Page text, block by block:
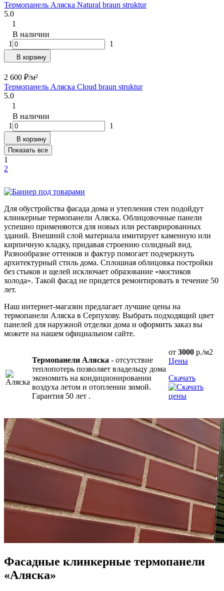
Термопанель Аляска Natural braun struktur
5.0
1
В наличии
1
1
В корзину
2 600 ₽/м²
Термопанель Аляска Cloud braun struktur
5.0
1
В наличии
1
1
В корзину
Показать все
1
2
Для обустройства фасада дома и утепления стен подойдут
клинкерные термопанели Аляска. Облицовочные панели
успешно применяются для новых или реставрированных
зданий. Внешний слой материала имитирует каменную или
кирпичную кладку, придавая строению солидный вид.
Разнообразие оттенков и фактур помогает подчеркнуть
архитектурный стиль дома. Сплошная облицовка постройки
без стыков и щелей исключает образование «мостиков
холода». Такой фасад не придется ремонтировать в течение 50
лет.
Наш интернет-магазин предлагает лучшие цены на
термопанели Аляска в Серпухову. Выбрать подходящий цвет
панелей для наружной отделки дома и оформить заказ вы
можете на нашем официальном сайте.
Термопанели Аляска - отсутствие
теплопотерь позволяет владельцу дома
экономить на кондиционировании
воздуха летом и отоплении зимой.
Гарантия 50 лет .
от 3000 р./м2
Цены
Скачать
Фасадные клинкерные термопанели
«Аляска»